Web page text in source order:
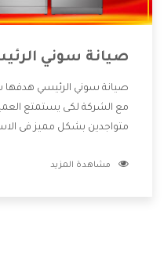
صيانة سوني
صيانة سوني الرئيسي هدفها
مع الشركة لكى يستمتع
متواجدين بشكل مميز فى
الشركة بها والتى تكون منها
مشاهدة المزيد